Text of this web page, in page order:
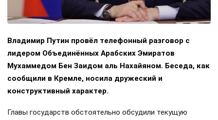
Владимир Путин провёл телефонный разговор с
лидером Объединённых Арабских Эмиратов
Мухаммедом Бен Заидом аль Нахайяном. Беседа, как
сообщили в Кремле, носила дружеский и
конструктивный характер.
Главы государств обстоятельно обсудили текущую